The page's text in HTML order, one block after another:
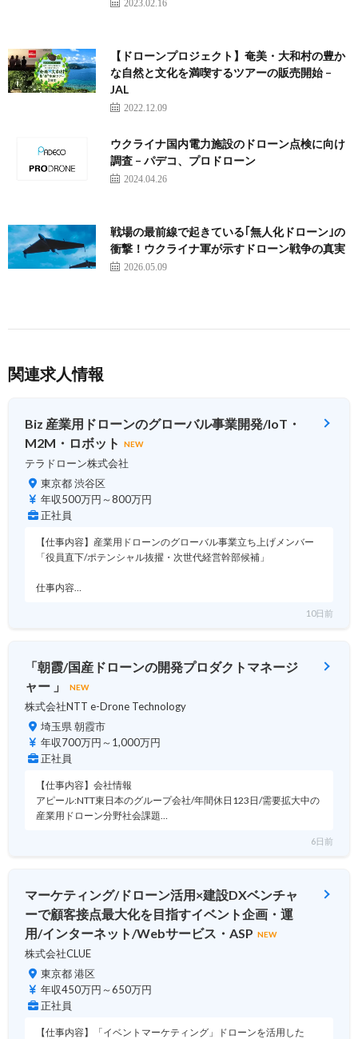
2023.02.16
【ドローンプロジェクト】奄美・大和村の豊か
な自然と文化を満喫するツアーの販売開始 –
JAL
2022.12.09
ウクライナ国内電力施設のドローン点検に向け
調査 – パデコ、プロドローン
2024.04.26
戦場の最前線で起きている｢無人化ドローン｣の
衝撃！ウクライナ軍が示すドローン戦争の真実
2026.05.09
関連求人情報
Biz 産業用ドローンのグローバル事業開発/IoT・
M2M・ロボット
NEW
テラドローン株式会社
東京都 渋谷区
年収500万円～800万円
正社員
【仕事内容】産業用ドローンのグローバル事業立ち上げメンバー
「役員直下/ポテンシャル抜擢・次世代経営幹部候補」
仕事内容…
10日前
「朝霞/国産ドローンの開発プロダクトマネージ
ャー 」
NEW
株式会社NTT e-Drone Technology
埼玉県 朝霞市
年収700万円～1,000万円
正社員
【仕事内容】会社情報
アピール:NTT東日本のグループ会社/年間休日123日/需要拡大中の
産業用ドローン分野社会課題…
6日前
マーケティング/ドローン活用×建設DXベンチャ
ーで顧客接点最大化を目指すイベント企画・運
用/インターネット/Webサービス・ASP NEW
株式会社CLUE
東京都 港区
年収450万円～650万円
正社員
【仕事内容】「イベントマーケティング」ドローンを活用した